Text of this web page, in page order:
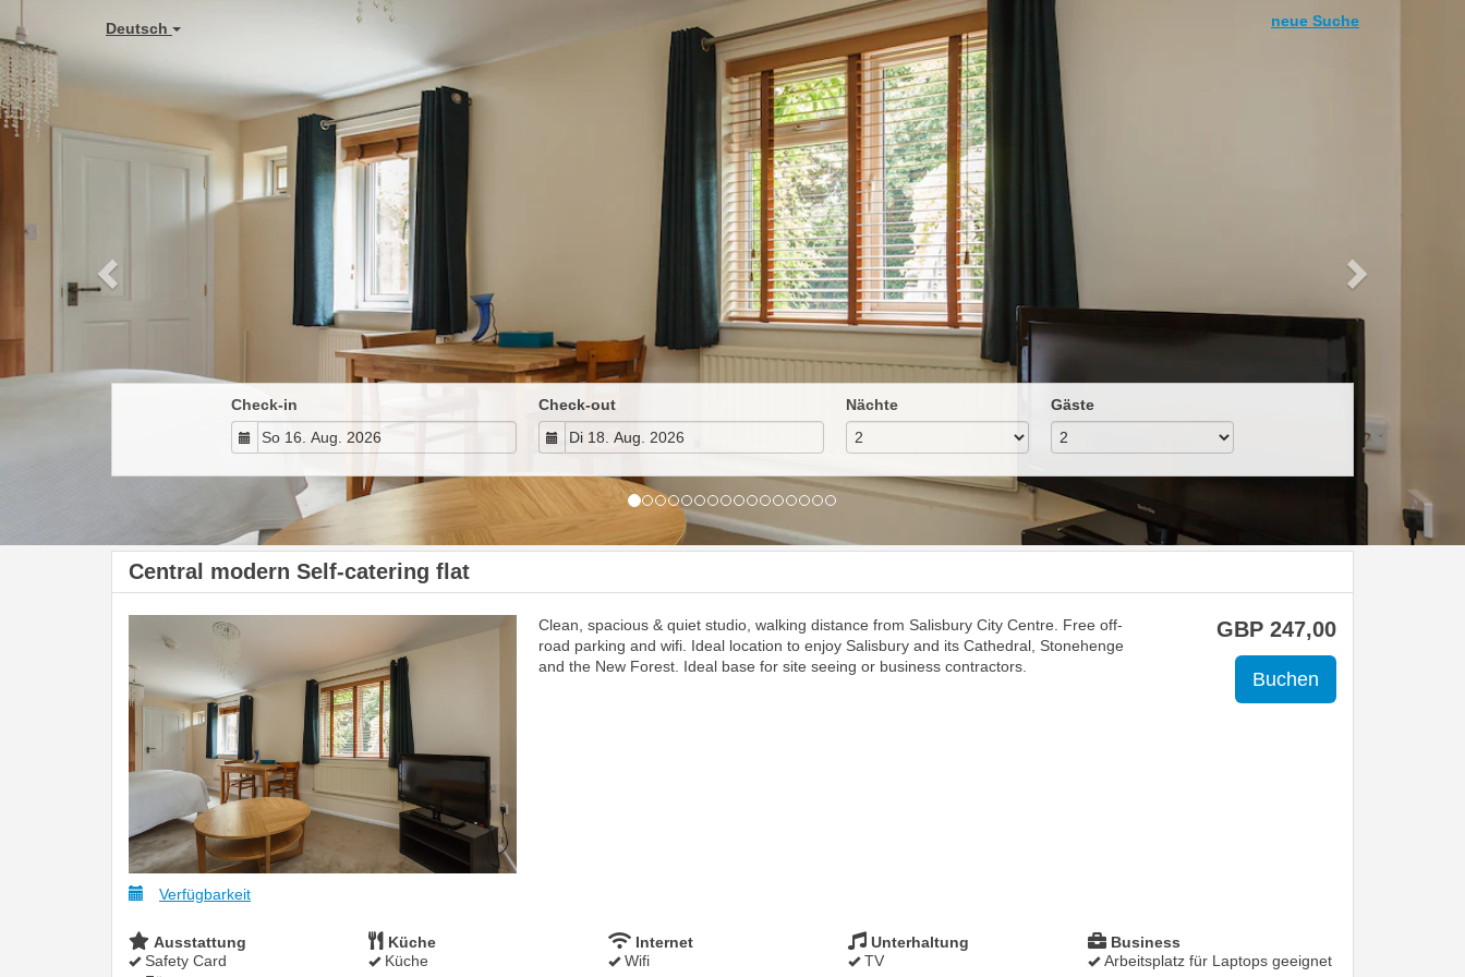
Deutsch neue SucheNext
Check-in Check-out Nächte Gäste
Central modern Self-catering flat
Clean, spacious & quiet studio, walking distance from Salisbury City Centre. Free off-
road parking and wifi. Ideal location to enjoy Salisbury and its Cathedral, Stonehenge
and the New Forest. Ideal base for site seeing or business contractors.
GBP 247,00
Verfügbarkeit
Ausstattung
Safety Card
Küche
Küche
Internet
Wifi
Unterhaltung
TV
Business
Arbeitsplatz für Laptops geeignet